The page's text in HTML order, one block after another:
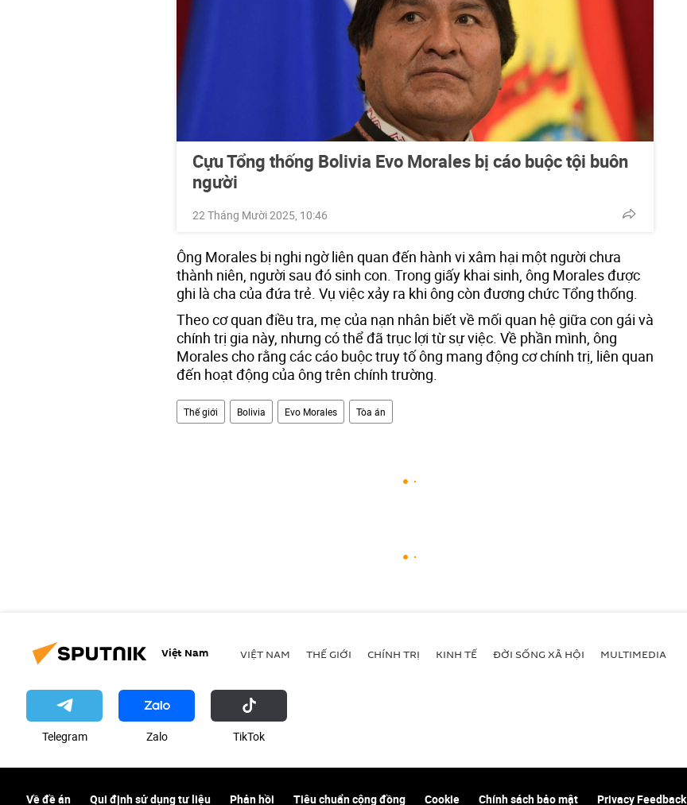
Cựu Tổng thống Bolivia Evo Morales bị cáo buộc tội buôn
người
22 Tháng Mười 2025, 10:46
Ông Morales bị nghi ngờ liên quan đến hành vi xâm hại một người chưa
thành niên, người sau đó sinh con. Trong giấy khai sinh, ông Morales được
ghi là cha của đứa trẻ. Vụ việc xảy ra khi ông còn đương chức Tổng thống.
Theo cơ quan điều tra, mẹ của nạn nhân biết về mối quan hệ giữa con gái và
chính trị gia này, nhưng có thể đã trục lợi từ sự việc. Về phần mình, ông
Morales cho rằng các cáo buộc truy tố ông mang động cơ chính trị, liên quan
đến hoạt động của ông trên chính trường.
Thế giới Bolivia Evo Morales Tòa án
Việt Nam VIỆT NAM THẾ GIỚI CHÍNH TRỊ KINH TẾ ĐỜI SỐNG XÃ HỘI MULTIMEDIA
Telegram Zalo ТikТоk
Về đề án Qui định sử dụng tư liệu Phản hồi Tiêu chuẩn cộng đồng Cookie Chính sách bảo mật Privacy Feedback